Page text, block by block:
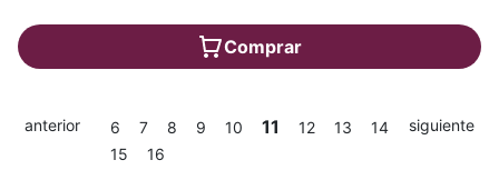
Comprar
anterior 6 7 8 9 10 11 12 13
14
15
16
siguiente